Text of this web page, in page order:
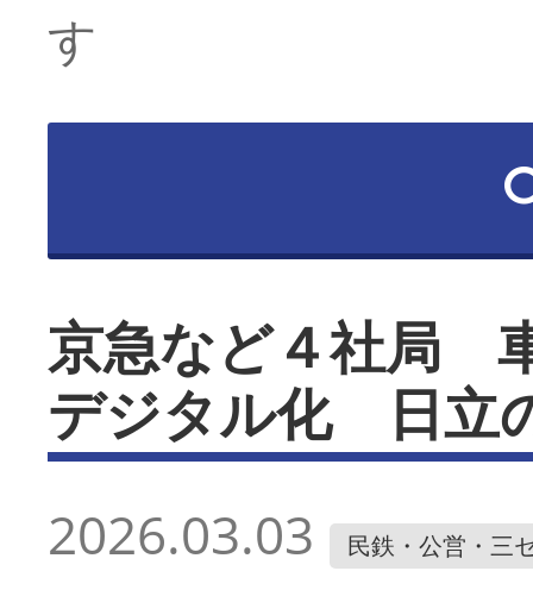
す
京急など４社局
デジタル化 日立
2026.03.03 民鉄・公営・三